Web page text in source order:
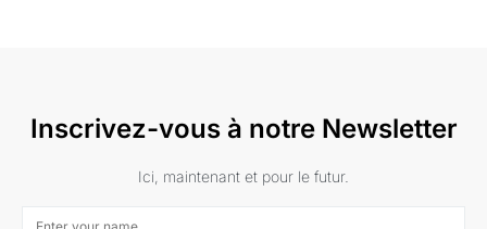
Inscrivez-vous à notre Newsletter
Ici, maintenant et pour le futur.